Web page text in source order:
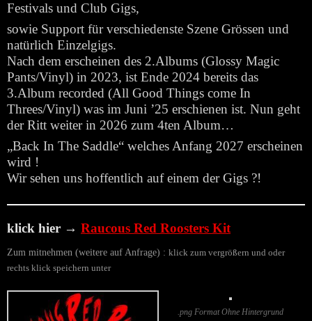
Festivals und Club Gigs,
sowie Support für verschiedenste Szene Grössen und
natürlich Einzelgigs.
Nach dem erscheinen des 2.Albums (Glossy Magic
Pants/Vinyl) in 2023, ist Ende 2024 bereits das
3.Album recorded (All Good Things come In
Threes/Vinyl) was im Juni ’25 erschienen ist. Nun geht
der Ritt weiter in 2026 zum 4ten Album…
„Back In The Saddle“ welches Anfang 2027 erscheinen
wird !
Wir sehen uns hoffentlich auf einem der Gigs ?!
klick hier → Raucous Red Roosters Kit
Zum mitnehmen (weitere auf Anfrage) : klick zum vergrößern und oder
rechts klick speichern unter
.png Format Ohne Hintergrund